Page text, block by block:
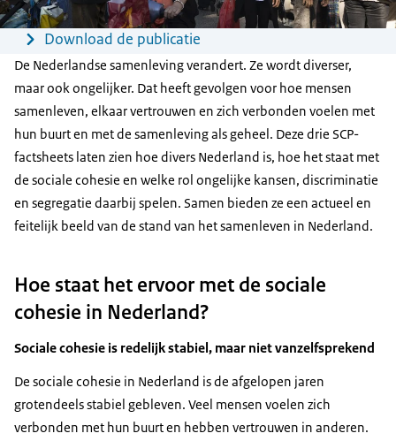
MenuDownload de publicatie
De Nederlandse samenleving verandert. Ze wordt diverser,
maar ook ongelijker. Dat heeft gevolgen voor hoe mensen
samenleven, elkaar vertrouwen en zich verbonden voelen met
hun buurt en met de samenleving als geheel. Deze drie SCP-
factsheets laten zien hoe divers Nederland is, hoe het staat met
de sociale cohesie en welke rol ongelijke kansen, discriminatie
en segregatie daarbij spelen. Samen bieden ze een actueel en
feitelijk beeld van de stand van het samenleven in Nederland.
Hoe staat het ervoor met de sociale
cohesie in Nederland?
Sociale cohesie is redelijk stabiel, maar niet vanzelfsprekend
De sociale cohesie in Nederland is de afgelopen jaren
grotendeels stabiel gebleven. Veel mensen voelen zich
verbonden met hun buurt en hebben vertrouwen in anderen.